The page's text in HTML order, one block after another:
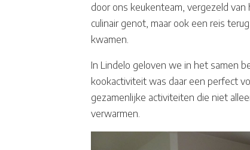
door ons keukenteam, vergezeld
culinair genot, maar ook een reis
kwamen.
In Lindelo geloven we in het samen
kookactiviteit was daar een perfect
gezamenlijke activiteiten die niet
verwarmen.